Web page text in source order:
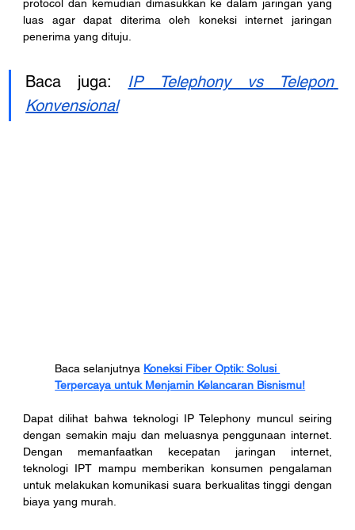
protocol dan kemudian dimasukkan ke dalam jaringan yang
luas agar dapat diterima oleh koneksi internet jaringan
penerima yang dituju.
Baca juga: IP Telephony vs Telepon
Konvensional
Baca selanjutnya Koneksi Fiber Optik: Solusi
Terpercaya untuk Menjamin Kelancaran Bisnismu!
Dapat dilihat bahwa teknologi IP Telephony muncul seiring
dengan semakin maju dan meluasnya penggunaan internet.
Dengan memanfaatkan kecepatan jaringan internet,
teknologi IPT mampu memberikan konsumen pengalaman
untuk melakukan komunikasi suara berkualitas tinggi dengan
biaya yang murah.